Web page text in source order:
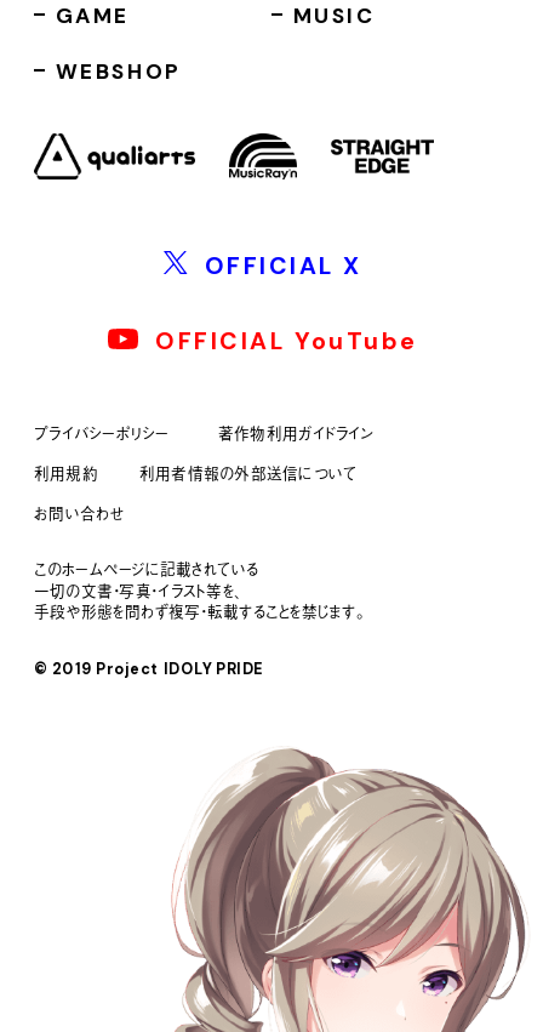
GAME
WEBSHOP
MUSIC
OFFICIAL X
OFFICIAL YouTube
プライバシーポリシー
著作物利用ガイドライン
利用規約
利用者情報の外部送信について
お問い合わせ
このホームページに記載されている
一切の文書・写真・イラスト等を、
手段や形態を問わず複写・転載することを禁じます。
© 2019 Project IDOLY PRIDE